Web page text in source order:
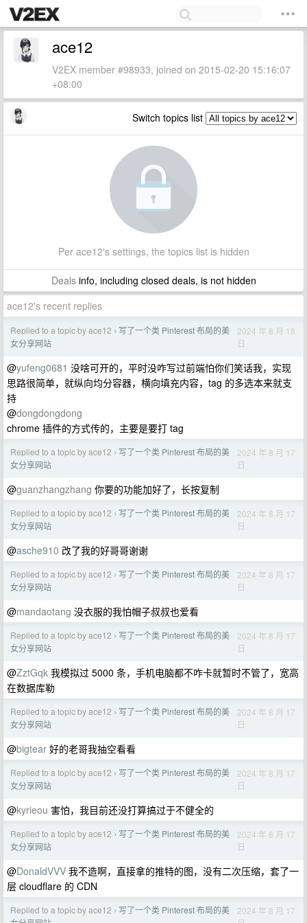
ace12
V2EX member #98933, joined on 2015-02-20 15:16:07
+08:00
Switch topics list
Per ace12's settings, the topics list is hidden
Dealsinfo, including closed deals, is not hidden
ace12's recent replies
Replied to a topic by ace12 › 写了一个类 Pinterest 布局的美
女分享网站
2024 年 8 月 18
日
@yufeng0681 没啥可开的，平时没咋写过前端怕你们笑话我，实现
思路很简单，就纵向均分容器，横向填充内容，tag 的多选本来就支
持
@dongdongdong
chrome 插件的方式传的，主要是要打 tag
Replied to a topic by ace12 › 写了一个类 Pinterest 布局的美
女分享网站
2024 年 8 月 17
日
@guanzhangzhang 你要的功能加好了，长按复制
Replied to a topic by ace12 › 写了一个类 Pinterest 布局的美
女分享网站
2024 年 8 月 17
日
@asche910 改了我的好哥哥谢谢
Replied to a topic by ace12 › 写了一个类 Pinterest 布局的美
女分享网站
2024 年 8 月 17
日
@mandaotang 没衣服的我怕帽子叔叔也爱看
Replied to a topic by ace12 › 写了一个类 Pinterest 布局的美
女分享网站
2024 年 8 月 17
日
@ZztGqk 我模拟过 5000 条，手机电脑都不咋卡就暂时不管了，宽高
在数据库勒
Replied to a topic by ace12 › 写了一个类 Pinterest 布局的美
女分享网站
2024 年 8 月 17
日
@bigtear 好的老哥我抽空看看
Replied to a topic by ace12 › 写了一个类 Pinterest 布局的美
女分享网站
2024 年 8 月 17
日
@kyrieou 害怕，我目前还没打算搞过于不健全的
Replied to a topic by ace12 › 写了一个类 Pinterest 布局的美
女分享网站
2024 年 8 月 17
日
@DonaldVVV 我不造啊，直接拿的推特的图，没有二次压缩，套了一
层 cloudflare 的 CDN
Replied to a topic by ace12 › 写了一个类 Pinterest 布局的美
2024 年 8 月 17